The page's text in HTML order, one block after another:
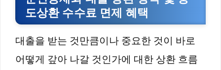
도상환 수수료 면제 혜택
대출을 받는 것만큼이나 중요한 것이 바로
어떻게 갚아 나갈 것인가에 대한 상환 흐름